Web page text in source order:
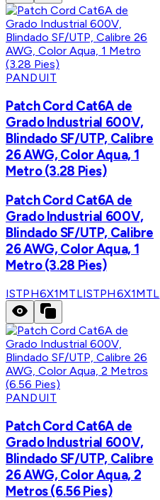
PANDUIT
Patch Cord Cat6A de
Grado Industrial 600V,
Blindado SF/UTP, Calibre
26 AWG, Color Aqua, 1
Metro (3.28 Pies)
Patch Cord Cat6A de
Grado Industrial 600V,
Blindado SF/UTP, Calibre
26 AWG, Color Aqua, 1
Metro (3.28 Pies)
ISTPH6X1MTLISTPH6X1MTL
PANDUIT
Patch Cord Cat6A de
Grado Industrial 600V,
Blindado SF/UTP, Calibre
26 AWG, Color Aqua, 2
Metros (6.56 Pies)